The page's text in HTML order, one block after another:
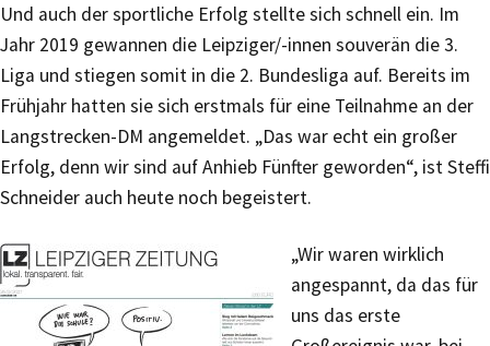
Und auch der sportliche Erfolg stellte sich schnell ein. Im
Jahr 2019 gewannen die Leipziger/-innen souverän die 3.
Liga und stiegen somit in die 2. Bundesliga auf. Bereits im
Frühjahr hatten sie sich erstmals für eine Teilnahme an der
Langstrecken-DM angemeldet. „Das war echt ein großer
Erfolg, denn wir sind auf Anhieb Fünfter geworden“, ist Steffi
Schneider auch heute noch begeistert.
„Wir waren wirklich
angespannt, da das für
uns das erste